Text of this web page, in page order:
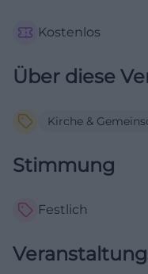
Kostenlos
Über diese
Kirche &
Stimmung
Festlich